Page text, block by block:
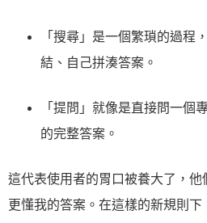
「搜尋」是一個繁瑣的過程
結、自己拼湊答案。
「提問」就像是直接問一個
的完整答案。
這代表使用者的胃口被養大了，他
更懂我的答案。在這樣的新規則